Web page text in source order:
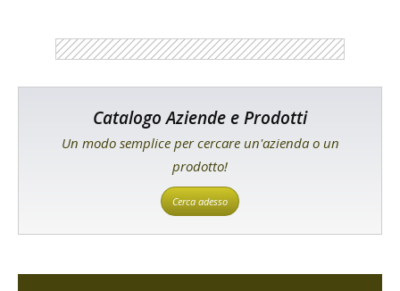
Catalogo Aziende e Prodotti
Un modo semplice per cercare un'azienda o un
prodotto!
Cerca adesso